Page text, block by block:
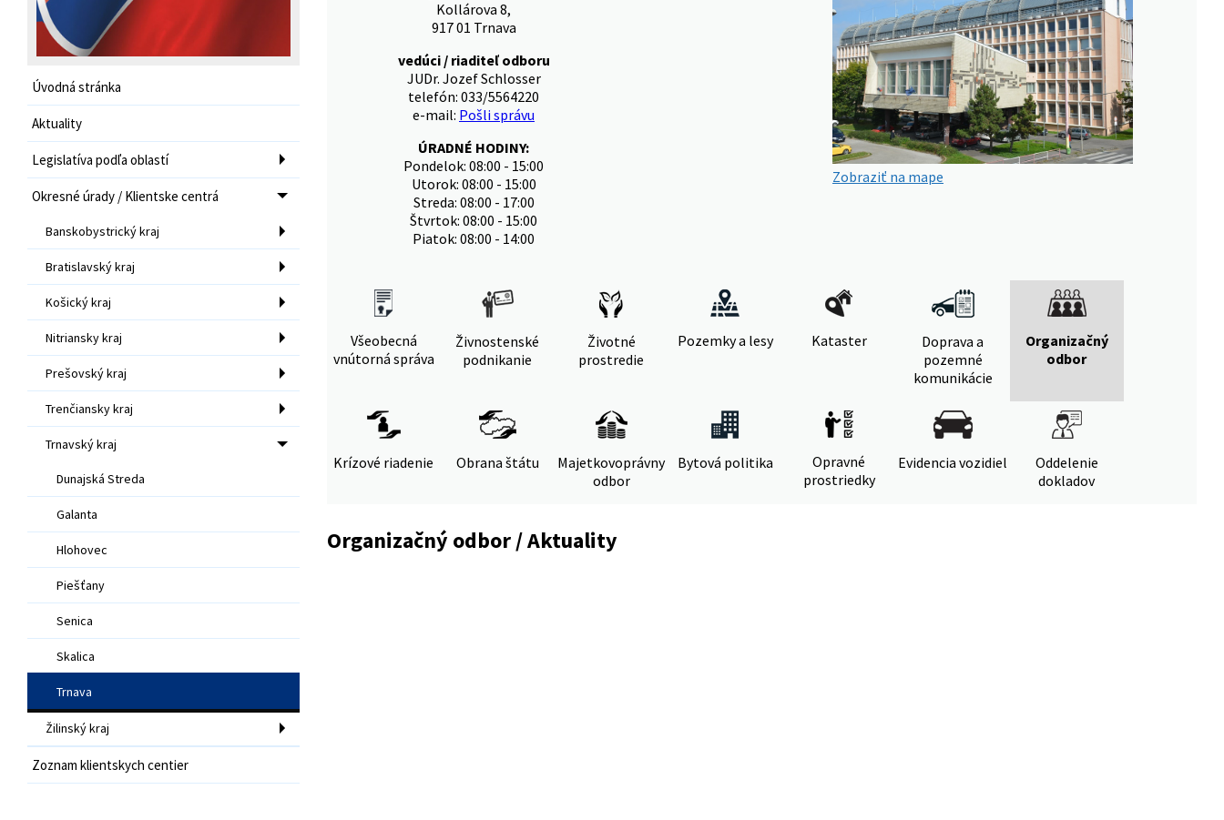
Úvodná stránka
Aktuality
Legislatíva podľa oblastí
Okresné úrady / Klientske centrá
Banskobystrický kraj
Bratislavský kraj
Košický kraj
Nitriansky kraj
Prešovský kraj
Trenčiansky kraj
Trnavský kraj
Dunajská Streda
Galanta
Hlohovec
Piešťany
Senica
Skalica
Trnava
Žilinský kraj
Zoznam klientskych centier
Kollárova 8,
917 01 Trnava
vedúci / riaditeľ odboru
JUDr. Jozef Schlosser
telefón: 033/5564220
e-mail: Pošli správu
ÚRADNÉ HODINY:
Pondelok: 08:00 - 15:00
Utorok: 08:00 - 15:00
Streda: 08:00 - 17:00
Štvrtok: 08:00 - 15:00
Piatok: 08:00 - 14:00
Zobraziť na mape
Všeobecná
vnútorná správa
Živnostenské
podnikanie
Životné
prostredie
Pozemky a lesy Kataster
Doprava a
pozemné
komunikácie
Organizačný
odbor
Krízové riadenie Obrana štátu
Majetkovoprávny
odbor
Bytová politika
Opravné
prostriedky
Evidencia vozidiel
Oddelenie
dokladov
Organizačný odbor / Aktuality